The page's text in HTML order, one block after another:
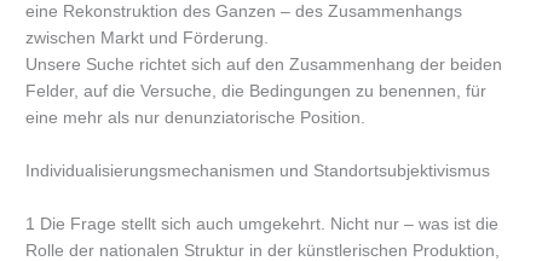
eine Rekonstruktion des Ganzen – des Zusammenhangs
zwischen Markt und Förderung.
Unsere Suche richtet sich auf den Zusammenhang der beiden
Felder, auf die Versuche, die Bedingungen zu benennen, für
eine mehr als nur denunziatorische Position.
Individualisierungsmechanismen und Standortsubjektivismus
1 Die Frage stellt sich auch umgekehrt. Nicht nur – was ist die
Rolle der nationalen Struktur in der künstlerischen Produktion,